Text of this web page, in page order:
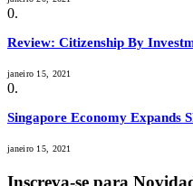
Review: Citizenship By
janeiro 15, 2021
Singapore Economy Expands
janeiro 15, 2021
Inscreva-se para